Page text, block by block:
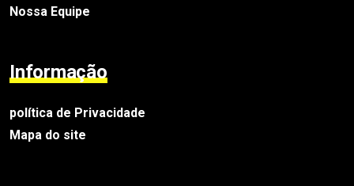
Nossa Equipe
Informação
política de Privacidade
Mapa do site